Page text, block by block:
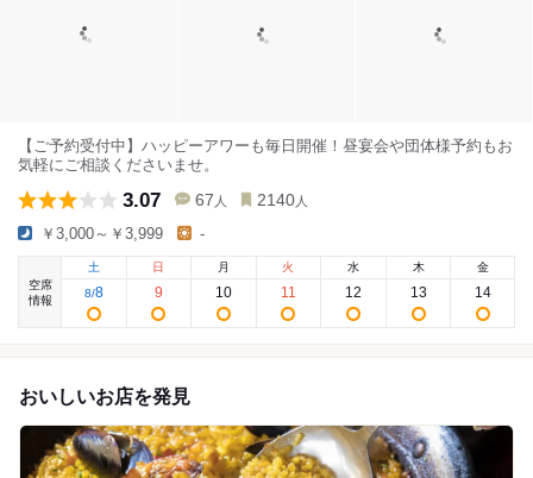
【ご予約受付中】ハッピーアワーも毎日開催！昼宴会や団体様予約もお
気軽にご相談くださいませ。
3.07 67 人 2140 人
￥3,000～￥3,999 -
空席
情報
土
8/8
日
9
月
10
火
11
水
12
木
13
金
14
おいしいお店を発見